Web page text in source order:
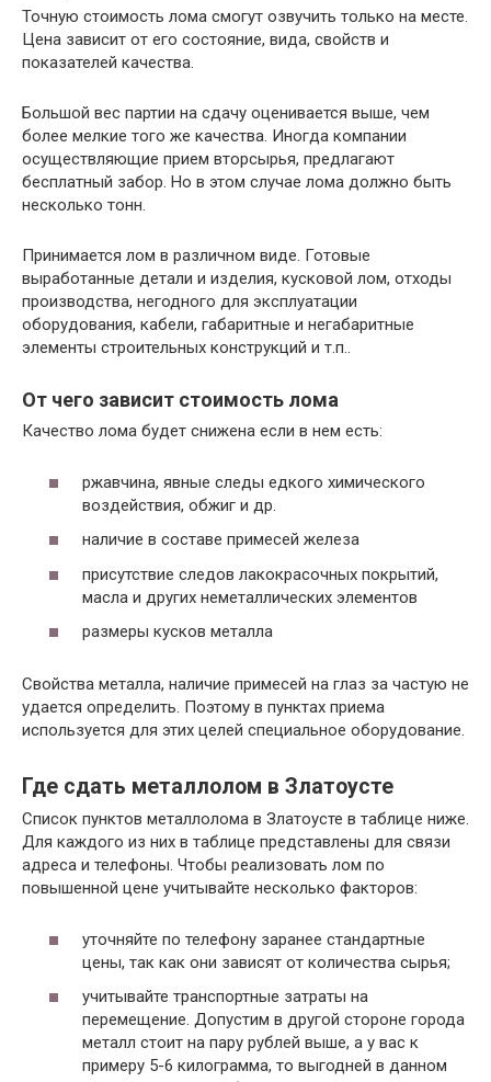
Точную стоимость лома смогут озвучить только на месте.
Цена зависит от его состояние, вида, свойств и
показателей качества.
Большой вес партии на сдачу оценивается выше, чем
более мелкие того же качества. Иногда компании
осуществляющие прием вторсырья, предлагают
бесплатный забор. Но в этом случае лома должно быть
несколько тонн.
Принимается лом в различном виде. Готовые
выработанные детали и изделия, кусковой лом, отходы
производства, негодного для эксплуатации
оборудования, кабели, габаритные и негабаритные
элементы строительных конструкций и т.п..
От чего зависит стоимость лома
Качество лома будет снижена если в нем есть:
ржавчина, явные следы едкого химического
воздействия, обжиг и др.
наличие в составе примесей железа
присутствие следов лакокрасочных покрытий,
масла и других неметаллических элементов
размеры кусков металла
Свойства металла, наличие примесей на глаз за частую не
удается определить. Поэтому в пунктах приема
используется для этих целей специальное оборудование.
Где сдать металлолом в Златоусте
Список пунктов металлолома в Златоусте в таблице ниже.
Для каждого из них в таблице представлены для связи
адреса и телефоны. Чтобы реализовать лом по
повышенной цене учитывайте несколько факторов:
уточняйте по телефону заранее стандартные
цены, так как они зависят от количества сырья;
учитывайте транспортные затраты на
перемещение. Допустим в другой стороне города
металл стоит на пару рублей выше, а у вас к
примеру 5-6 килограмма, то выгодней в данном